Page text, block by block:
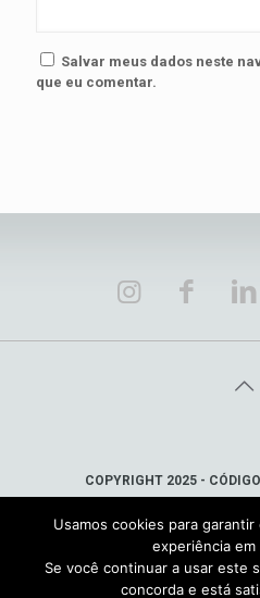
Salvar meus dados neste
que eu comentar.
COPYRIGHT 2025 -
SÃO JOSÉ DOS CAMPOS/
Usamos cookies para
experiência
Se você continuar a usar este
concorda e está